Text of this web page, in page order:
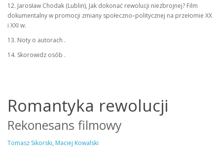
12. Jarosław Chodak (Lublin), Jak dokonać rewolucji niezbrojnej? Film
dokumentalny w promocji zmiany społeczno–politycznej na przełomie XX
i XXI w.
13. Noty o autorach .
14. Skorowidz osób .
Romantyka rewolucji
Rekonesans filmowy
Tomasz Sikorski, Maciej Kowalski